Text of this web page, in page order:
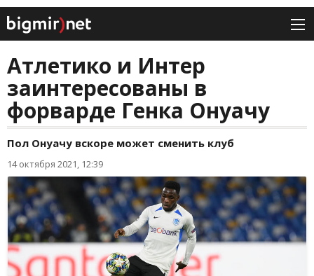
Атлетико и Интер
заинтересованы в
форварде Генка Онуачу
Пол Онуачу вскоре может сменить клуб
14 октября 2021, 12:39